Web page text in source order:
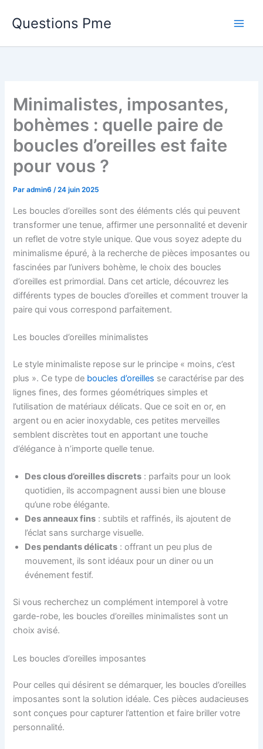
Questions Pme
Minimalistes, imposantes,
bohèmes : quelle paire de
boucles d’oreilles est faite
pour vous ?
Paradmin6/24 juin 2025
Les boucles d’oreilles sont des éléments clés qui peuvent
transformer une tenue, affirmer une personnalité et devenir
un reflet de votre style unique. Que vous soyez adepte du
minimalisme épuré, à la recherche de pièces imposantes ou
fascinées par l’univers bohème, le choix des boucles
d’oreilles est primordial. Dans cet article, découvrez les
différents types de boucles d’oreilles et comment trouver la
paire qui vous correspond parfaitement.
Les boucles d’oreilles minimalistes
Le style minimaliste repose sur le principe « moins, c’est
plus ». Ce type de boucles d’oreilles se caractérise par des
lignes fines, des formes géométriques simples et
l’utilisation de matériaux délicats. Que ce soit en or, en
argent ou en acier inoxydable, ces petites merveilles
semblent discrètes tout en apportant une touche
d’élégance à n’importe quelle tenue.
Des clous d’oreilles discrets : parfaits pour un look
quotidien, ils accompagnent aussi bien une blouse
qu’une robe élégante.
Des anneaux fins : subtils et raffinés, ils ajoutent de
l’éclat sans surcharge visuelle.
Des pendants délicats : offrant un peu plus de
mouvement, ils sont idéaux pour un diner ou un
événement festif.
Si vous recherchez un complément intemporel à votre
garde-robe, les boucles d’oreilles minimalistes sont un
choix avisé.
Les boucles d’oreilles imposantes
Pour celles qui désirent se démarquer, les boucles d’oreilles
imposantes sont la solution idéale. Ces pièces audacieuses
sont conçues pour capturer l’attention et faire briller votre
personnalité.